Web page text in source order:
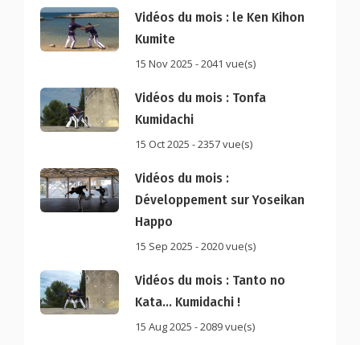
Vidéos du mois : le Ken Kihon
Kumite
15 Nov 2025 - 2041 vue(s)
Vidéos du mois : Tonfa
Kumidachi
15 Oct 2025 - 2357 vue(s)
Vidéos du mois :
Développement sur Yoseikan
Happo
15 Sep 2025 - 2020 vue(s)
Vidéos du mois : Tanto no
Kata... Kumidachi !
15 Aug 2025 - 2089 vue(s)